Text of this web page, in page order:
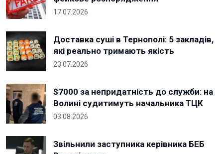
17.07.2026
Доставка суші в Тернополі: 5 закладів,
які реально тримають якість
23.07.2026
$7000 за непридатність до служби: на
Волині судитимуть начальника ТЦК
03.08.2026
Звільнили заступника керівника БЕБ